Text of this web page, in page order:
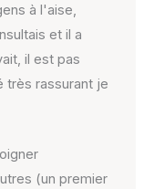
à l'aise,
et il a
il est pas
très rassurant je
(un premier